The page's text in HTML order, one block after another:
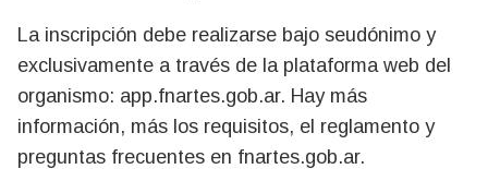
La inscripción debe realizarse bajo seudónimo y
exclusivamente a través de la plataforma web del
organismo: app.fnartes.gob.ar. Hay más
información, más los requisitos, el reglamento y
preguntas frecuentes en fnartes.gob.ar.